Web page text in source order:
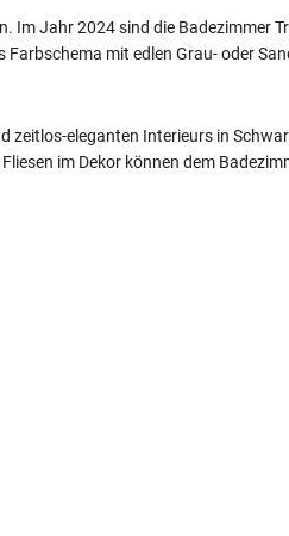
Jahr 2024 sind die Badezimmer
mit edlen Grau- oder
eleganten Interieurs in
im Dekor können dem